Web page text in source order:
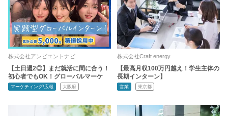
株式会社アンビエントナビ
【土日週2◎】まだ就活に間に合う！
初心者でもOK！グローバルマーケ
マーケティング/広報 大阪府
株式会社Craft energy
【最高月収100万円越え！学生主体の
長期インターン】
営業 東京都